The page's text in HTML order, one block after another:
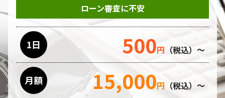
ローン審査に不安
1日 500円 （税込）～
月額 15,000円 （税込）～